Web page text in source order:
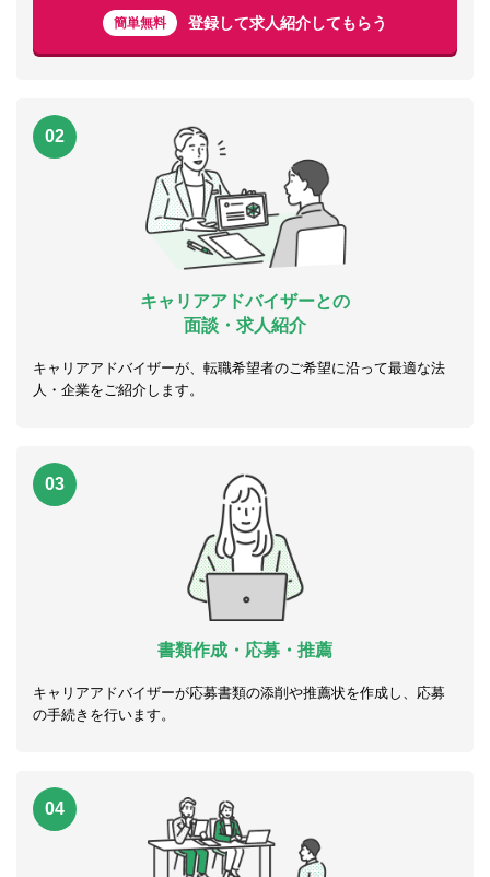
簡単無料 登録して求人紹介してもらう
02
キャリアアドバイザーとの
面談・求人紹介
キャリアアドバイザーが、転職希望者のご希望に沿って最適な法
人・企業をご紹介します。
03
書類作成・応募・推薦
キャリアアドバイザーが応募書類の添削や推薦状を作成し、応募
の手続きを行います。
04